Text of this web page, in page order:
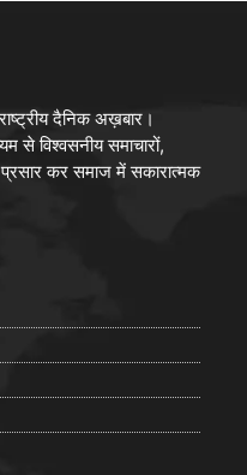
दैनिक अख़बार।
से विश्वसनीय समाचारों,
कर समाज में सकारात्मक